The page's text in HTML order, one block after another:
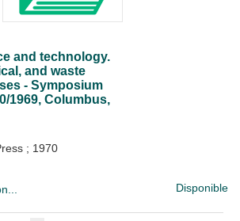
and technology.
and waste
- Symposium
1969, Columbus,
; 1970
Disponible